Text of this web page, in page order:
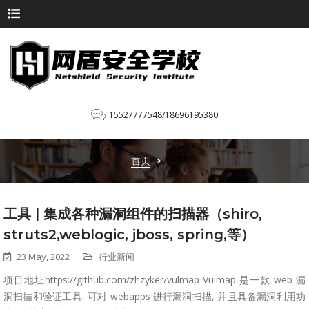
15527777548/18696195380
首页
工具 | 集成各种漏洞组件的扫描器（shiro,
struts2,weblogic, jboss, spring,等）
23 May, 2022 行业新闻
项目地址https://github.com/zhzyker/vulmap Vulmap 是一款 web 漏
洞扫描和验证工具, 可对 webapps 进行漏洞扫描, 并且具备漏洞利用功